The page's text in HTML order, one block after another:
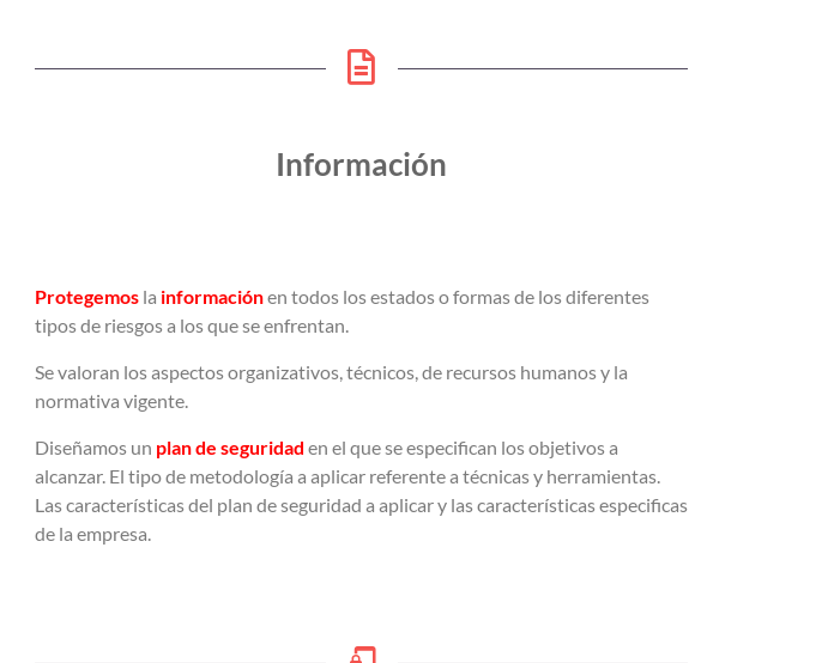
Información
Protegemos la informaciónen todos los estados o formas de los diferentes
tipos de riesgos a los que se enfrentan.
Se valoran los aspectos organizativos, técnicos, de recursos humanos y la
normativa vigente.
Diseñamos un plan de seguridad en el que se especifican los objetivos a
alcanzar. El tipo de metodología a aplicar referente a técnicas y herramientas.
Las características del plan de seguridad a aplicar y las características especificas
de la empresa.